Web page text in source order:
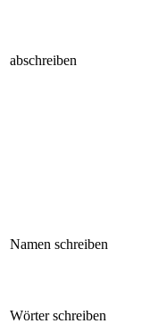
abschreiben
Namen schreiben
Wörter schreiben